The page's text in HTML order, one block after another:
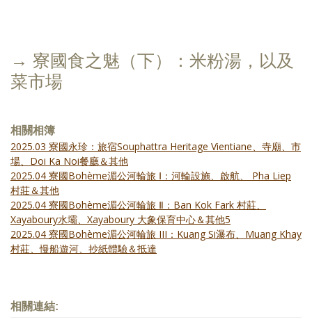
→ 寮國食之魅（下）：米粉湯，以及
菜市場
相關相簿
2025.03 寮國永珍：旅宿Souphattra Heritage Vientiane、寺廟、市
場、Doi Ka Noi餐廳＆其他
2025.04 寮國Bohème湄公河輪旅 Ⅰ：河輪設施、啟航、 Pha Liep
村莊＆其他
2025.04 寮國Bohème湄公河輪旅 Ⅱ：Ban Kok Fark 村莊、
Xayaboury水壩、Xayaboury 大象保育中心＆其他5
2025.04 寮國Bohème湄公河輪旅 III：Kuang Si瀑布、Muang Khay
村莊、慢船遊河、抄紙體驗＆抵達
相關連結: